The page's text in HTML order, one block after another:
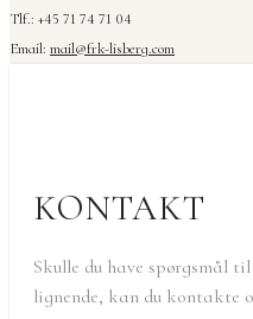
Tlf.: +45 71 74 71 04
Email: mail@frk-lisberg.com
KONTAKT
Skulle du have spørgsmål
lignende, kan du kontakte